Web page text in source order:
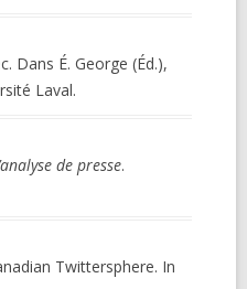
Dans É. George (Éd.),
Laval.
de presse.
Twittersphere. In